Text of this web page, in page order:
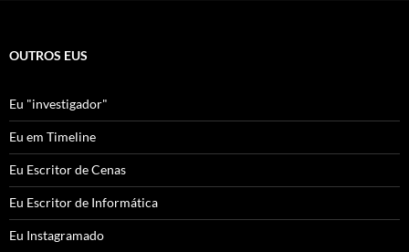
OUTROS EUS
Eu "investigador"
Eu em Timeline
Eu Escritor de Cenas
Eu Escritor de Informática
Eu Instagramado